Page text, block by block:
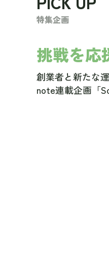
特集企画
挑戦を応
創業者と新たな
note連載企画「